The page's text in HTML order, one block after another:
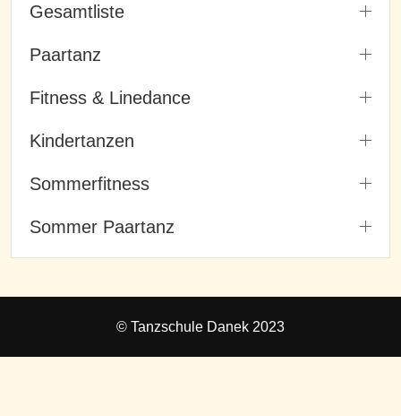
Gesamtliste
Paartanz
Fitness & Linedance
Kindertanzen
Sommerfitness
Sommer Paartanz
© Tanzschule Danek 2023